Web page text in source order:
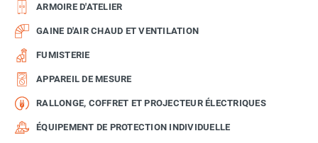
ARMOIRE D'ATELIER
GAINE D'AIR CHAUD ET VENTILATION
FUMISTERIE
APPAREIL DE MESURE
RALLONGE, COFFRET ET PROJECTEUR ÉLECTRIQUES
ÉQUIPEMENT DE PROTECTION INDIVIDUELLE